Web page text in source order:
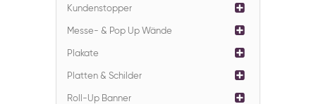
Kundenstopper
Messe- & Pop Up Wände
Plakate
Platten & Schilder
Roll-Up Banner